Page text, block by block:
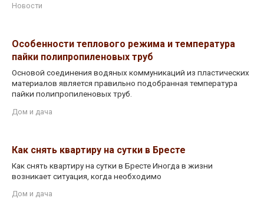
Новости
Особенности теплового режима и температура
пайки полипропиленовых труб
Основой соединения водяных коммуникаций из пластических
материалов является правильно подобранная температура
пайки полипропиленовых труб.
Дом и дача
Как снять квартиру на сутки в Бресте
Как снять квартиру на сутки в Бресте Иногда в жизни
возникает ситуация, когда необходимо
Дом и дача